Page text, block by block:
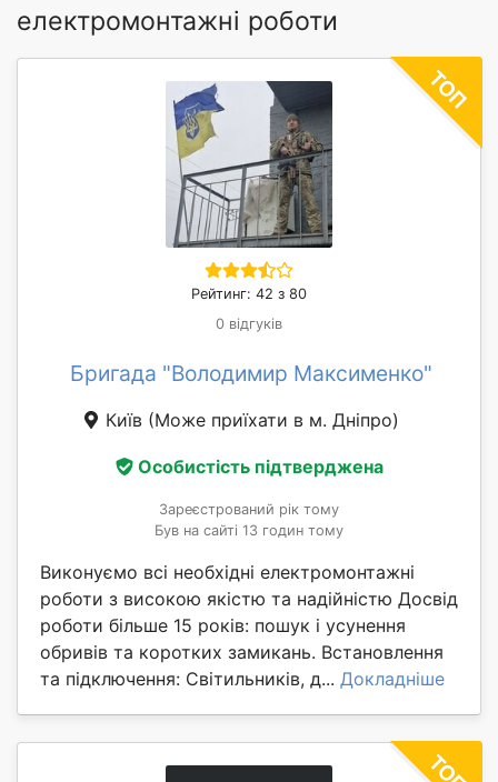
електромонтажні роботи
Рейтинг: 42 з 80
0 відгуків
Бригада "Володимир Максименко"
Київ (Може приїхати в м. Дніпро)
Особистість підтверджена
Зареєстрований рік тому
Був на сайті 13 годин тому
Виконуємо всі необхідні електромонтажні
роботи з високою якістю та надійністю Досвід
роботи більше 15 років: пошук і усунення
обривів та коротких замикань. Встановлення
та підключення: Світильників, д... Докладніше